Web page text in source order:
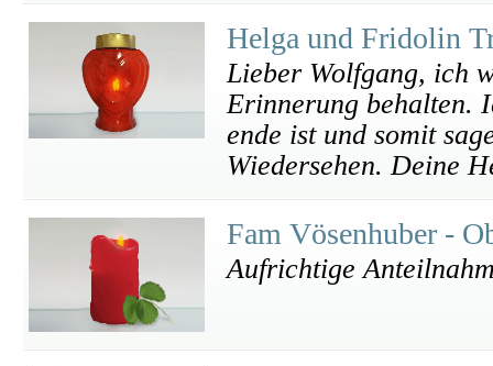
Helga und Fridolin
Lieber Wolfgang, ich
Erinnerung behalten.
ende ist und somit
Wiedersehen. Deine
Fam Vösenhuber -
Aufrichtige